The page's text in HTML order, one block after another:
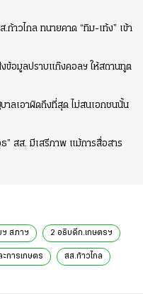
าวไกล ทนายคาด “ทิม-เท้ง” เข้า
ข้อมูลปราบแก๊งคอลฯ ให้สถานทูต
าลเอาผิดถึงที่สุด ไม่สนเอกชนนั้น
” สส. มีเสรีภาพ แม้การสื่อสาร
ฯ สภาฯ 2 อธิบดีก.เกษตรฯ
การเกษตร สส.ก้าวไกล